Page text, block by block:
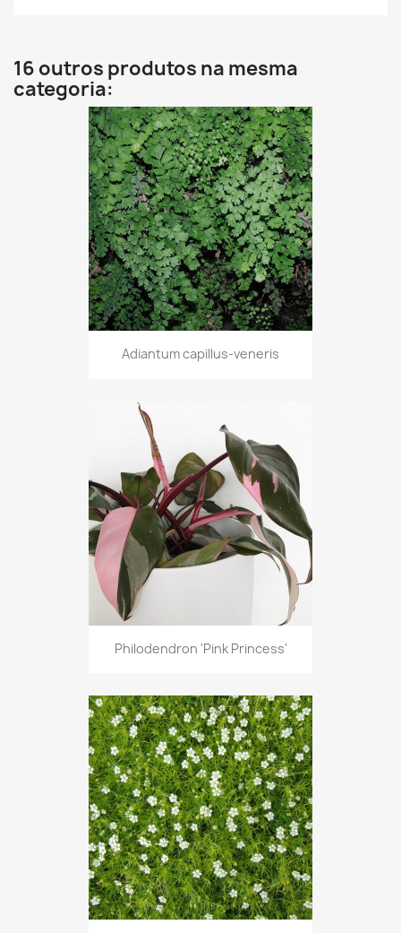
16 outros produtos na mesma
categoria:
Adiantum capillus-veneris
Philodendron 'Pink Princess'